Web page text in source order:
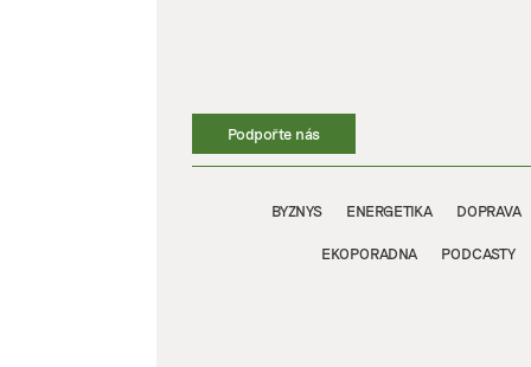
Podpořte nás
BYZNYS ENERGETIKA DOPRAVA
EKOPORADNA PODCASTY